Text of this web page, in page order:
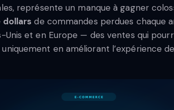
représente un manque à gagner
dollars de commandes perdues chaque
Unis et en Europe — des ventes qui
en améliorant l’expérience